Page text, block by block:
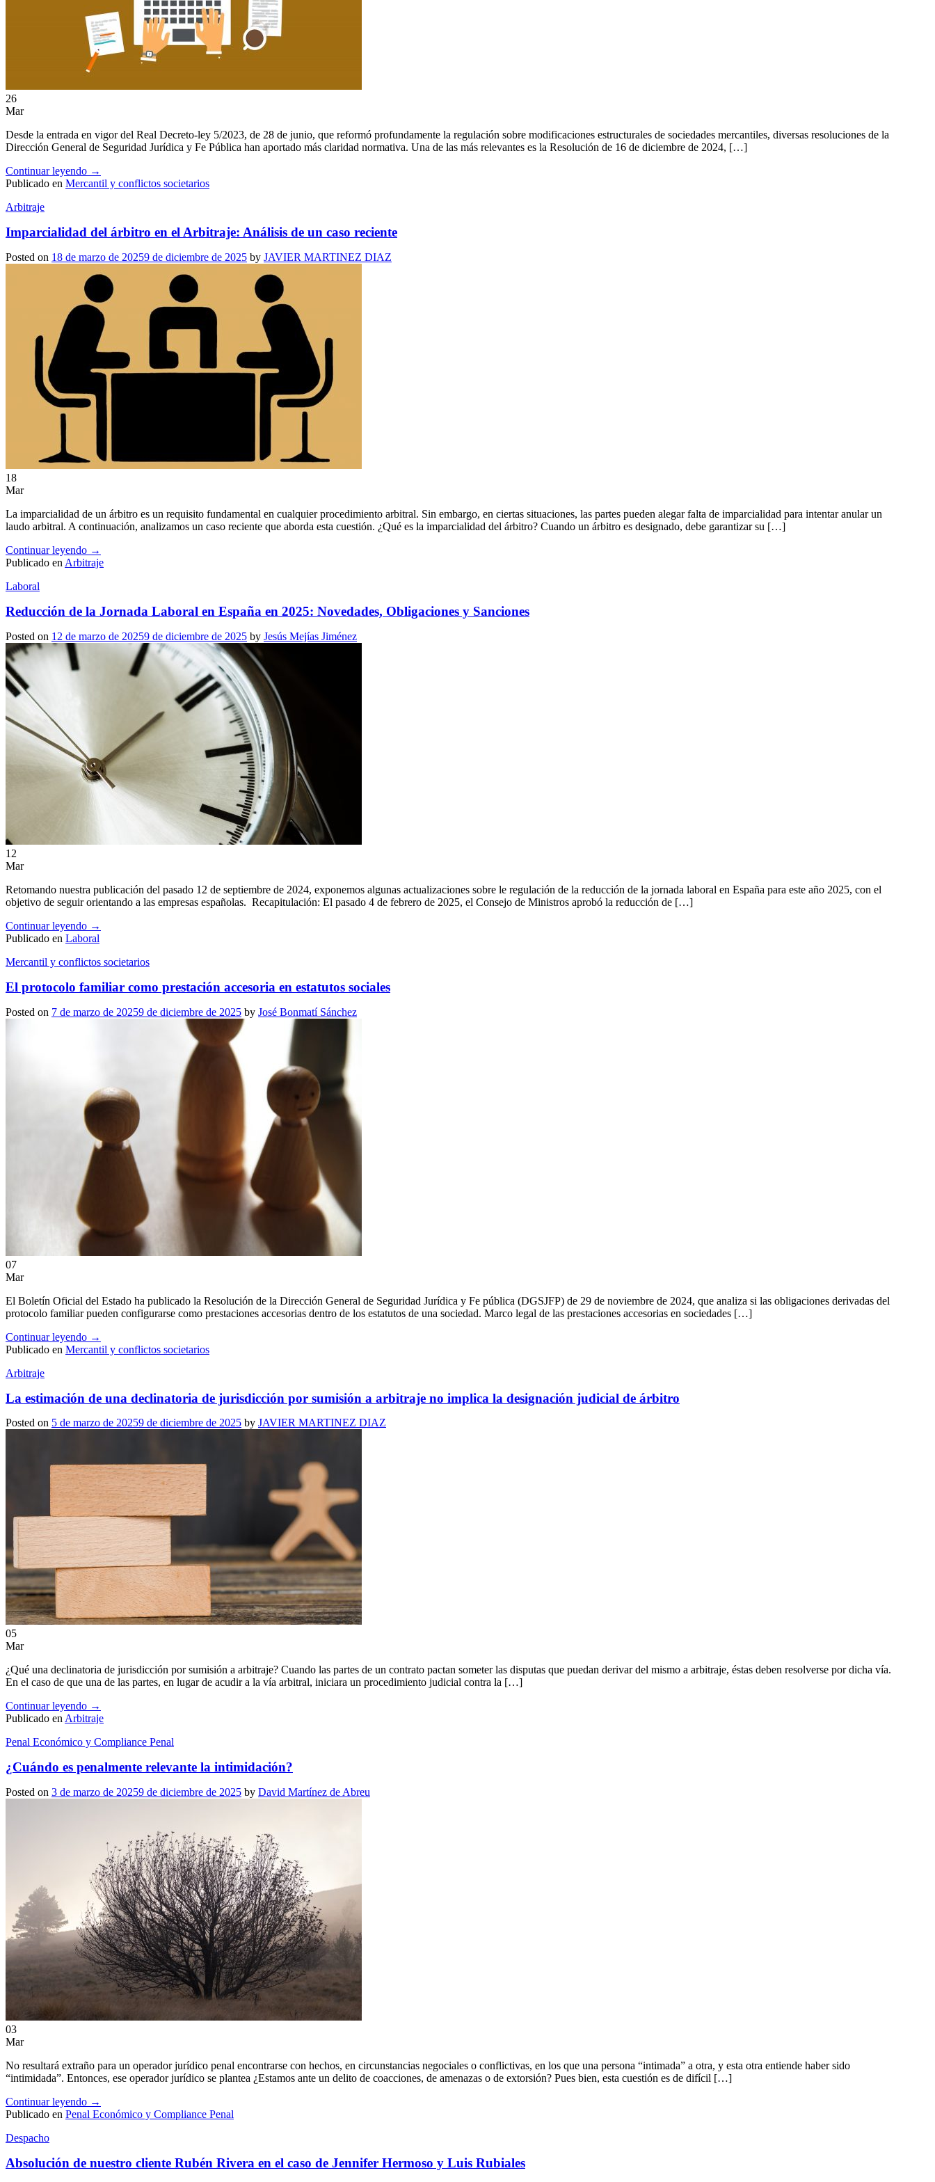
26
Mar
Desde la entrada en vigor del Real Decreto-ley 5/2023, de 28 de junio, que reformó profundamente la regulación sobre modificaciones estructurales de sociedades mercantiles, diversas resoluciones de la
Dirección General de Seguridad Jurídica y Fe Pública han aportado más claridad normativa. Una de las más relevantes es la Resolución de 16 de diciembre de 2024, […]
Continuar leyendo →
Publicado en Mercantil y conflictos societarios
Arbitraje
Imparcialidad del árbitro en el Arbitraje: Análisis de un caso reciente
Posted on 18 de marzo de 20259 de diciembre de 2025 by JAVIER MARTINEZ DIAZ
18
Mar
La imparcialidad de un árbitro es un requisito fundamental en cualquier procedimiento arbitral. Sin embargo, en ciertas situaciones, las partes pueden alegar falta de imparcialidad para intentar anular un
laudo arbitral. A continuación, analizamos un caso reciente que aborda esta cuestión. ¿Qué es la imparcialidad del árbitro? Cuando un árbitro es designado, debe garantizar su […]
Continuar leyendo →
Publicado en Arbitraje
Laboral
Reducción de la Jornada Laboral en España en 2025: Novedades, Obligaciones y Sanciones
Posted on 12 de marzo de 20259 de diciembre de 2025 by Jesús Mejías Jiménez
12
Mar
Retomando nuestra publicación del pasado 12 de septiembre de 2024, exponemos algunas actualizaciones sobre le regulación de la reducción de la jornada laboral en España para este año 2025, con el
objetivo de seguir orientando a las empresas españolas. Recapitulación: El pasado 4 de febrero de 2025, el Consejo de Ministros aprobó la reducción de […]
Continuar leyendo →
Publicado en Laboral
Mercantil y conflictos societarios
El protocolo familiar como prestación accesoria en estatutos sociales
Posted on 7 de marzo de 20259 de diciembre de 2025 by José Bonmatí Sánchez
07
Mar
El Boletín Oficial del Estado ha publicado la Resolución de la Dirección General de Seguridad Jurídica y Fe pública (DGSJFP) de 29 de noviembre de 2024, que analiza si las obligaciones derivadas del
protocolo familiar pueden configurarse como prestaciones accesorias dentro de los estatutos de una sociedad. Marco legal de las prestaciones accesorias en sociedades […]
Continuar leyendo →
Publicado en Mercantil y conflictos societarios
Arbitraje
La estimación de una declinatoria de jurisdicción por sumisión a arbitraje no implica la designación judicial de árbitro
Posted on 5 de marzo de 20259 de diciembre de 2025 by JAVIER MARTINEZ DIAZ
05
Mar
¿Qué una declinatoria de jurisdicción por sumisión a arbitraje? Cuando las partes de un contrato pactan someter las disputas que puedan derivar del mismo a arbitraje, éstas deben resolverse por dicha vía.
En el caso de que una de las partes, en lugar de acudir a la vía arbitral, iniciara un procedimiento judicial contra la […]
Continuar leyendo →
Publicado enArbitraje
Penal Económico y Compliance Penal
¿Cuándo es penalmente relevante la intimidación?
Posted on 3 de marzo de 20259 de diciembre de 2025 by David Martínez de Abreu
03
Mar
No resultará extraño para un operador jurídico penal encontrarse con hechos, en circunstancias negociales o conflictivas, en los que una persona “intimada” a otra, y esta otra entiende haber sido
“intimidada”. Entonces, ese operador jurídico se plantea ¿Estamos ante un delito de coacciones, de amenazas o de extorsión? Pues bien, esta cuestión es de difícil […]
Continuar leyendo →
Publicado en Penal Económico y Compliance Penal
Despacho
Absolución de nuestro cliente Rubén Rivera en el caso de Jennifer Hermoso y Luis Rubiales